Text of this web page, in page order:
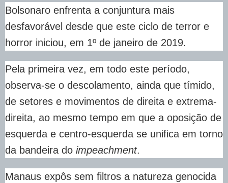
Bolsonaro enfrenta a conjuntura mais
desfavorável desde que este ciclo de terror e
horror iniciou, em 1º de janeiro de 2019.
Pela primeira vez, em todo este período,
observa-se o descolamento, ainda que tímido,
de setores e movimentos de direita e extrema-
direita, ao mesmo tempo em que a oposição de
esquerda e centro-esquerda se unifica em torno
da bandeira do impeachment.
Manaus expôs sem filtros a natureza genocida